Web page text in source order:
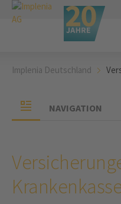
Implenia Deutschland
NAVIGATION